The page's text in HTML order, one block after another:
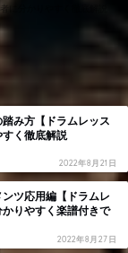
に分かりやすく徹底解説
み方【ドラムレッス
く徹底解説
2022年8月21日
ツ応用編【ドラムレ
りやすく楽譜付きで
2022年8月27日